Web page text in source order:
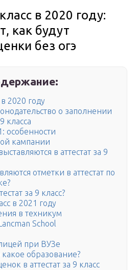
в 2020 году:
как будут
без огэ
2020 году
о заполнении
класса
особенности
кампании
в аттестат за 9
отметки в аттестат по
за 9 класс?
в 2021 году
в техникум
School
при ВУЗе
образование?
в аттестат за 9 класс